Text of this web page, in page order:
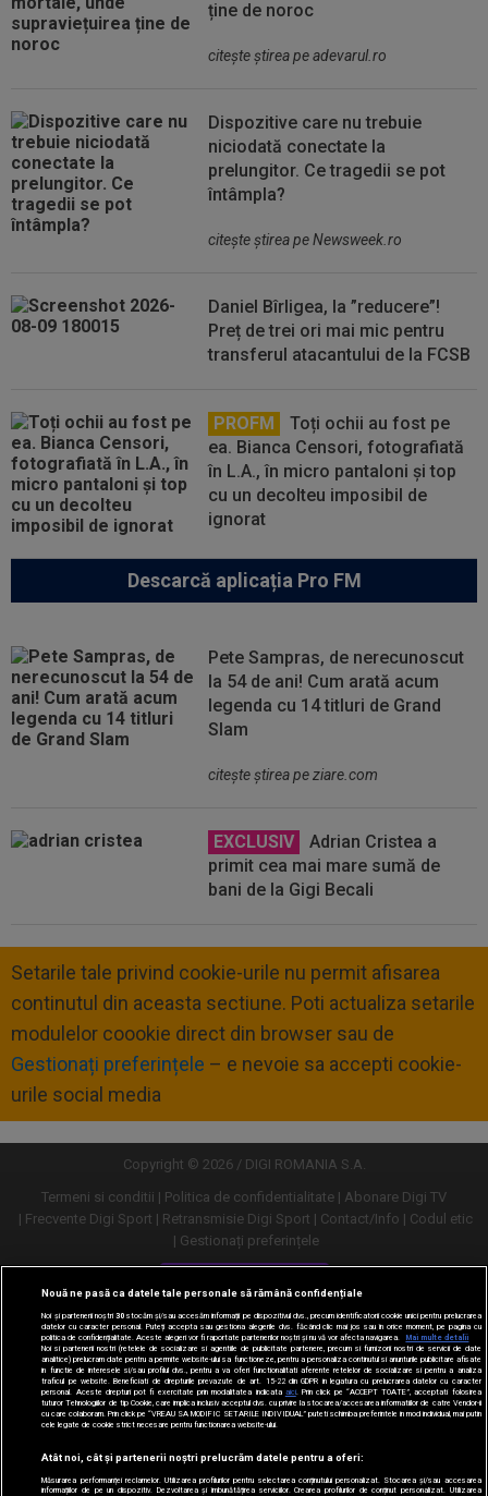
ține de noroc
citeşte ştirea pe adevarul.ro
Dispozitive care nu trebuie
niciodată conectate la
prelungitor. Ce tragedii se pot
întâmpla?
citeşte ştirea pe Newsweek.ro
Daniel Bîrligea, la ”reducere”!
Preț de trei ori mai mic pentru
transferul atacantului de la FCSB
PROFM
Toți ochii au fost pe
ea. Bianca Censori, fotografiată
în L.A., în micro pantaloni și top
cu un decolteu imposibil de
ignorat
Descarcă aplicația Pro FM
Pete Sampras, de nerecunoscut
la 54 de ani! Cum arată acum
legenda cu 14 titluri de Grand
Slam
citeşte ştirea pe ziare.com
EXCLUSIV
Adrian Cristea a
primit cea mai mare sumă de
bani de la Gigi Becali
Setarile tale privind cookie-urile nu permit afisarea
continutul din aceasta sectiune. Poti actualiza setarile
modulelor coookie direct din browser sau de
Gestionați preferințele – e nevoie sa accepti cookie-
urile social media
Copyright © 2026 / DIGI ROMANIA S.A.
Termeni si conditii
Politica de confidentialitate
Abonare Digi TV
Frecvente Digi Sport
Retransmisie Digi Sport Contact/Info
Codul etic
Gestionați preferințele
Versiune desktop
Nouă ne pasă ca datele tale personale să rămână confidențiale
Noi și partenerii noștri30stocăm și/sau accesăm informații pe dispozitivul dvs., precum identificatorii cookie unici pentru prelucrarea
datelor cu caracter personal. Puteți accepta sau gestiona alegerile dvs. făcând clic mai jos sau în orice moment, pe pagina cu
politica de confidențialitate. Aceste alegeri vor fi raportate partenerilor noștri și nu vă vor afecta navigarea.
Mai multe detalii
Noi si partenerii nostri (retelele de socializare si agentiile de publicitate partenere, precum si furnizorii nostri de servicii de date
analitice) prelucram date pentru a permite website-ului sa functioneze, pentru a personaliza continutul si anunturile publicitare afisate
in functie de interesele si/sau profilul dvs., pentru a va oferi functionalitati aferente retelelor de socializare si pentru a analiza
traficul pe website. Beneficiati de drepturile prevazute de art. 15-22 din GDPR in legatura cu prelucrarea datelor cu caracter
personal. Aceste drepturi pot fi exercitate prin modalitatea indicata aici. Prin click pe “ACCEPT TOATE”, acceptati folosirea
tuturor Tehnologiilor de tip Cookie, care implica inclusiv acceptul dvs. cu privire la stocarea/accesarea informatiilor de catre Vendor-ii
cu care colaboram. Prin click pe “VREAU SA MODIFIC SETARILE INDIVIDUAL” puteti schimba preferintele in mod individual, mai putin
cele legate de cookie strict necesare pentru functionarea website-ului.
Atât noi, cât și partenerii noștri prelucrăm datele pentru a oferi:
Măsurarea performanței reclamelor. Utilizarea profilurilor pentru selectarea conținutului personalizat. Stocarea și/sau accesarea
informațiilor de pe un dispozitiv. Dezvoltarea și îmbunătățirea serviciilor. Crearea profilurilor de conținut personalizat. Utilizarea